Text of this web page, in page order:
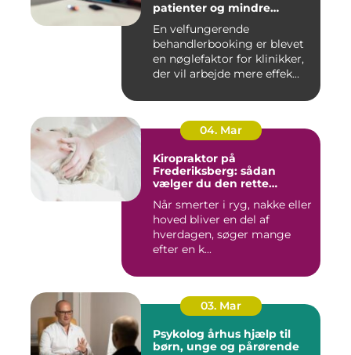
patienter og mindre
En velfungerende
behandlerbooking er blevet
en nøglefaktor for klinikker,
der vil arbejde mere effek...
04. Mar
Kiropraktor på
Frederiksberg: sådan
vælger du den rette
Når smerter i ryg, nakke eller
hoved bliver en del af
hverdagen, søger mange
efter en k...
03. Mar
Psykolog århus hjælp til
børn, unge og pårørende